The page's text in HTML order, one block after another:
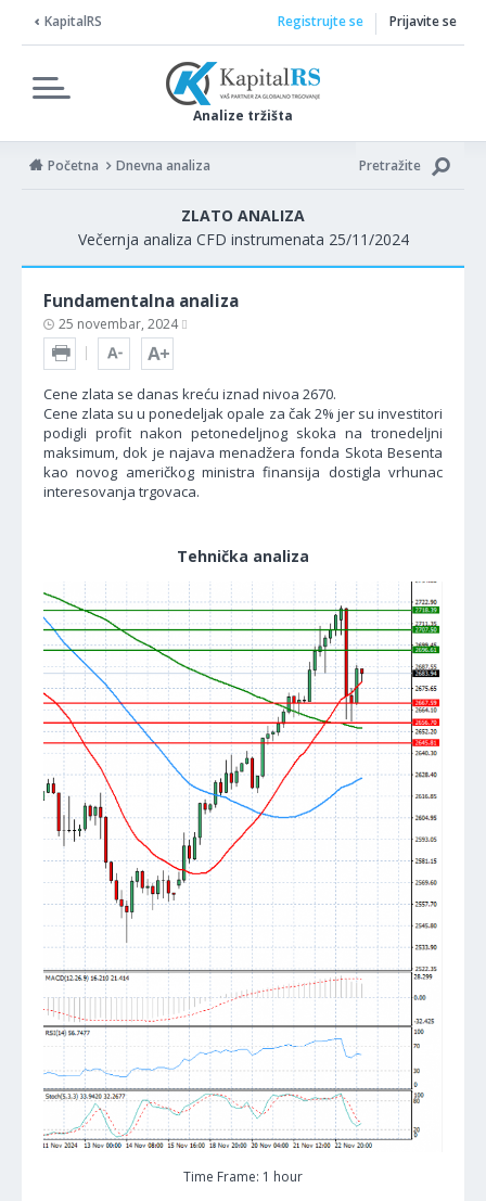
KapitalRS
Analize tržišta
Registrujte se Prijavite se
Početna Dnevna analiza Pretražite
ZLATO ANALIZA
Večernja analiza CFD instrumenata 25/11/2024
Fundamentalna analiza
25 novembar, 2024
Cene zlata se danas kreću iznad nivoa 2670.
Cene zlata su u ponedeljak opale za čak 2% jer su investitori
podigli profit nakon petonedeljnog skoka na tronedeljni
maksimum, dok je najava menadžera fonda Skota Besenta
kao novog američkog ministra finansija dostigla vrhunac
interesovanja trgovaca.
Tehnička analiza
Time Frame: 1 hour